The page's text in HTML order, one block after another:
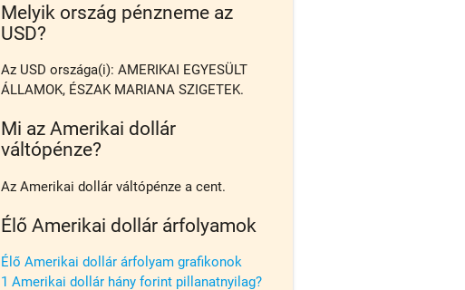
Melyik ország pénzneme az
USD?
Az USD országa(i): AMERIKAI EGYESÜLT
ÁLLAMOK, ÉSZAK MARIANA SZIGETEK.
Mi az Amerikai dollár
váltópénze?
Az Amerikai dollár váltópénze a cent.
Élő Amerikai dollár árfolyamok
Élő Amerikai dollár árfolyam grafikonok
1 Amerikai dollár hány forint pillanatnyilag?